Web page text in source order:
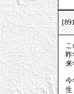
昨
来
今
生